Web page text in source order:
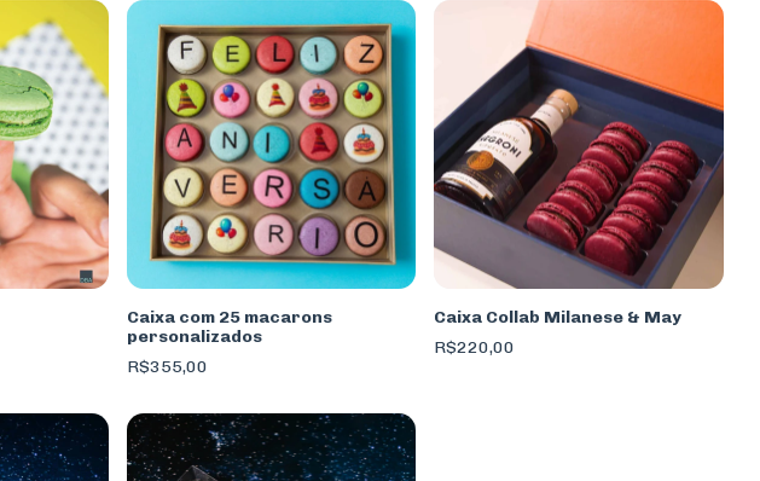
Caixa com 25 macarons
personalizados
R$355,00
Caixa Collab Milanese & May
R$220,00